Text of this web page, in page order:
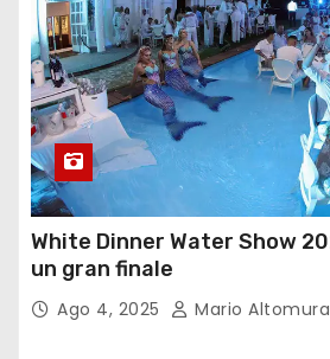
White Dinner Water Show
un gran finale
Ago 4, 2025 Mario Altomura